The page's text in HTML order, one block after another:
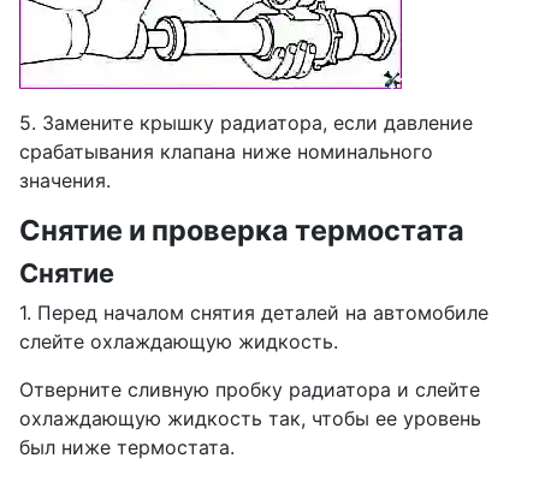
5. Замените крышку радиатора, если давление
срабатывания клапана ниже номинального
значения.
Снятие и проверка термостата
Снятие
1. Перед началом снятия деталей на автомобиле
слейте охлаждающую жидкость.
Отверните сливную пробку радиатора и слейте
охлаждающую жидкость так, чтобы ее уровень
был ниже термостата.